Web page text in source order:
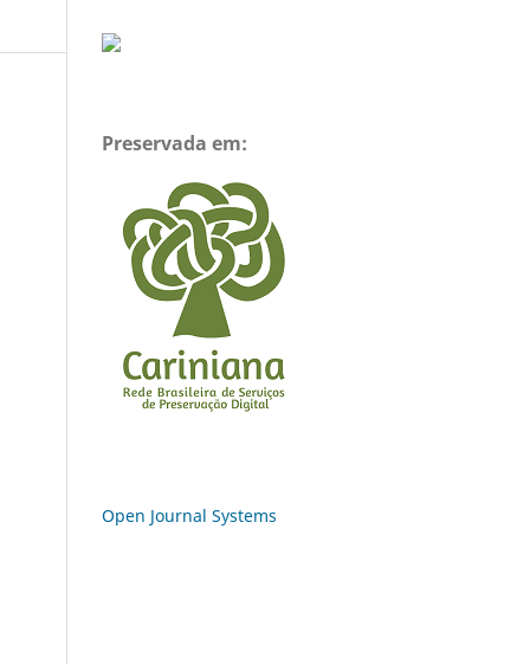
Preservada em:
Open Journal Systems